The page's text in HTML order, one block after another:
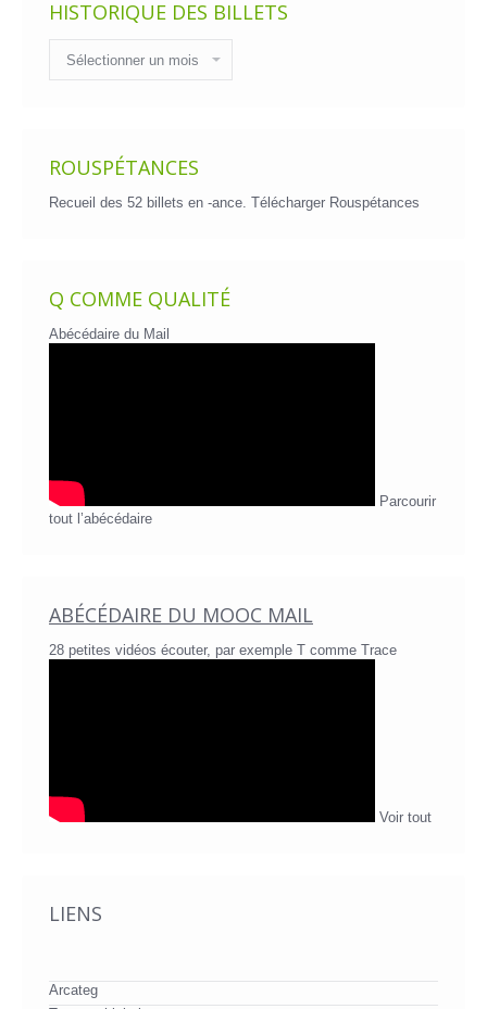
HISTORIQUE DES BILLETS
des
billets
ROUSPÉTANCES
Recueil des 52 billets en -ance. Télécharger Rouspétances
Q COMME QUALITÉ
Abécédaire du Mail
Parcourir
tout l’abécédaire
ABÉCÉDAIRE DU MOOC MAIL
28 petites vidéos écouter, par exemple T comme Trace
Voir tout
LIENS
Arcateg